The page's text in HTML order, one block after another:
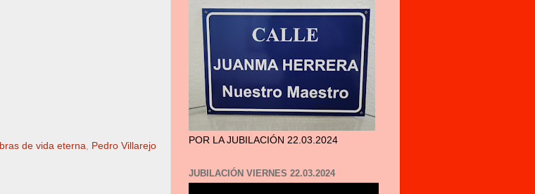
de vida eterna, Pedro Villarejo
POR LA JUBILACIÓN 22.03.2024
JUBILACIÓN VIERNES 22.03.2024